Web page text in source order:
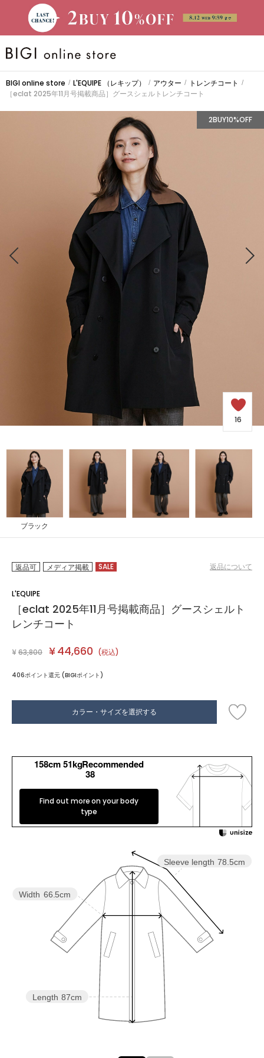
BRAND
大きいサイズ
SALE
COORDINATE
よくある質問
OUTLET
BIGI online store / L'EQUIPE （レキップ） / アウター / トレンチコート /
［eclat 2025年11月号掲載商品］グースシェルトレンチコート
2BUY10%OFF
16
ブラック
返品可 メディア掲載 SALE 返品について
L'EQUIPE
［eclat 2025年11月号掲載商品］グースシェルト
レンチコート
¥ 63,800 ¥44,660 (税込)
406ポイント還元 (BIGIポイント)
カラー・サイズを選択する
158cm 51kgRecommended
38
Find out more on your body
type
Sleeve length 78.5cm
Length 87cm
Width 66.5cm